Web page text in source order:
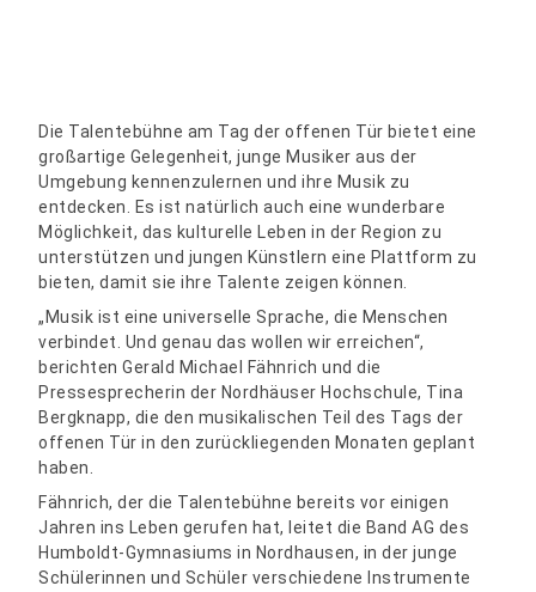
Die Talentebühne am Tag der offenen Tür bietet eine
großartige Gelegenheit, junge Musiker aus der
Umgebung kennenzulernen und ihre Musik zu
entdecken. Es ist natürlich auch eine wunderbare
Möglichkeit, das kulturelle Leben in der Region zu
unterstützen und jungen Künstlern eine Plattform zu
bieten, damit sie ihre Talente zeigen können.
„Musik ist eine universelle Sprache, die Menschen
verbindet. Und genau das wollen wir erreichen“,
berichten Gerald Michael Fähnrich und die
Pressesprecherin der Nordhäuser Hochschule, Tina
Bergknapp, die den musikalischen Teil des Tags der
offenen Tür in den zurückliegenden Monaten geplant
haben.
Fähnrich, der die Talentebühne bereits vor einigen
Jahren ins Leben gerufen hat, leitet die Band AG des
Humboldt-Gymnasiums in Nordhausen, in der junge
Schülerinnen und Schüler verschiedene Instrumente